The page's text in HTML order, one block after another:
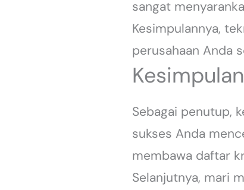
sangat
Kesimpulannya,
perusahaan Anda
Kesimpulan
Sebagai penutup,
sukses Anda
membawa daftar
Selanjutnya, mari